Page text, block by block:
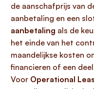
de aanschafprijs van
aanbetaling en een
aanbetaling als de
het einde van het
maandelijkse kosten
financieren of een
Voor Operational